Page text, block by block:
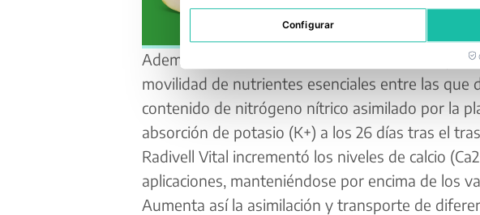
Además, las evaluaciones evidencian una mejora
movilidad de nutrientes esenciales entre las que
contenido de nitrógeno nítrico asimilado por la
absorción de potasio (K+) a los 26 días tras el
Radivell Vital incrementó los niveles de calcio
aplicaciones, manteniéndose por encima de los
Aumenta así la asimilación y transporte de
Configurar